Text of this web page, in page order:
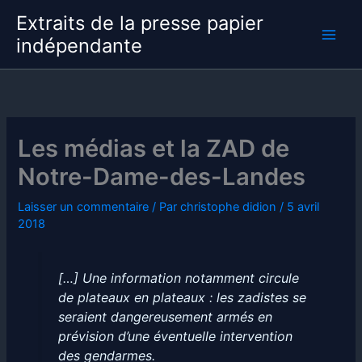
contenu
Extraits de la presse papier
indépendante
Les médias et la ZAD de
Notre-Dame-des-Landes
Laisser un commentaire / Parchristophe didion / 5 avril
2018
[…] Une information notamment circule
de plateaux en plateaux : les zadistes se
seraient dangereusement armés en
prévision d’une éventuelle intervention
des gendarmes.